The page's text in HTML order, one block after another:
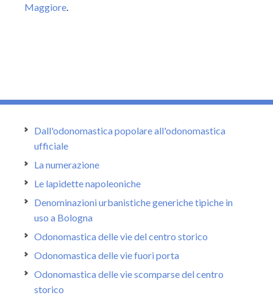
Maggiore.
Dall'odonomastica popolare all'odonomastica
ufficiale
La numerazione
Le lapidette napoleoniche
Denominazioni urbanistiche generiche tipiche in
uso a Bologna
Odonomastica delle vie del centro storico
Odonomastica delle vie fuori porta
Odonomastica delle vie scomparse del centro
storico